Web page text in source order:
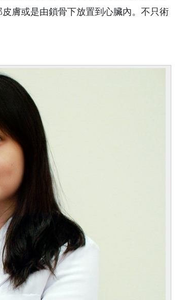
膚或是由鎖骨下放置到心臟內。不只術